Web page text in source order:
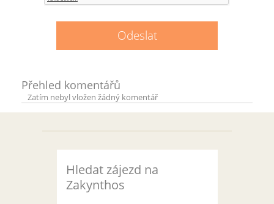
Přehled komentářů
Zatím nebyl vložen žádný komentář
Hledat zájezd na
Zakynthos